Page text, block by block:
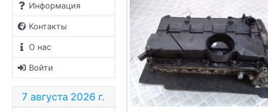
Информация
Контакты
О нас
Войти
7 августа 2026 г.